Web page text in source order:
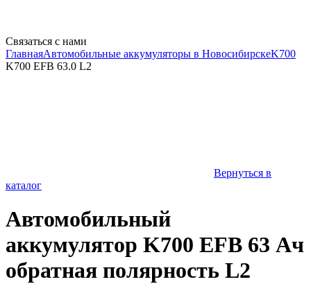
Связаться с нами
ГлавнаяАвтомобильные аккумуляторы в НовосибирскеK700
K700 EFB 63.0 L2
Вернуться в
каталог
Автомобильный
аккумулятор K700 EFB 63 Ач
обратная полярность L2